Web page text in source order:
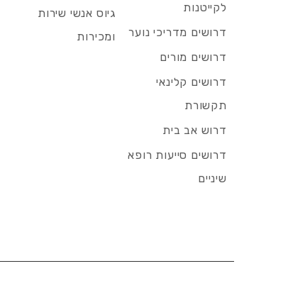
לקייטנות
דרושים מדריכי נוער
דרושים מורים
דרושים קלינאי
תקשורת
דרוש אב בית
דרושים סייעות רופא
שיניים
גיוס אנשי שירות
ומכירות